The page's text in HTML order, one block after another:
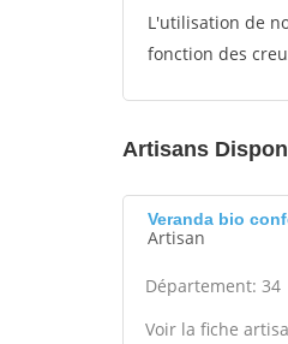
L'utilisation de
fonction des
Artisans
Veranda bio
Artisan
Département: 34
Voir la fiche